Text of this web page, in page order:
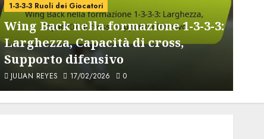
5
1-3-3-3 Analisi Tattica
1-3-3-3 Formazione di Calcio:
Interazioni tra giocatori,
Chimica, Sinergia
12/02/2026
1-3-3-3 Ruoli dei Giocatori
Wing Back nella formazione 1-3-3-3:
Larghezza, Capacità di cross,
Supporto difensivo
JULIAN REYES 17/02/2026 0